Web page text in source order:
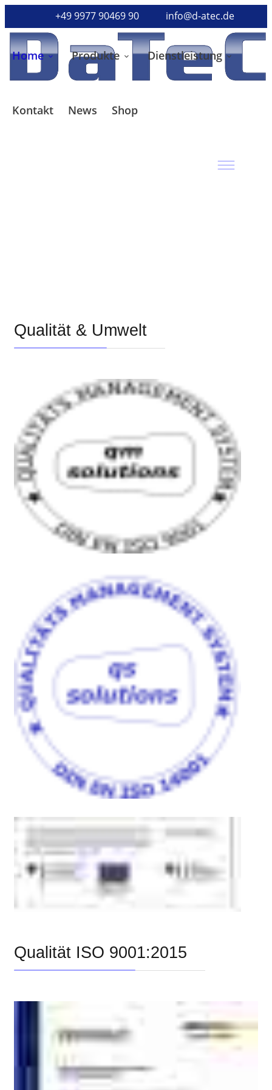
+49 9977 90469 90 info@d-atec.de
Home Produkte Dienstleistung
Kontakt News Shop
Qualität & Umwelt
Qualität ISO 9001:2015